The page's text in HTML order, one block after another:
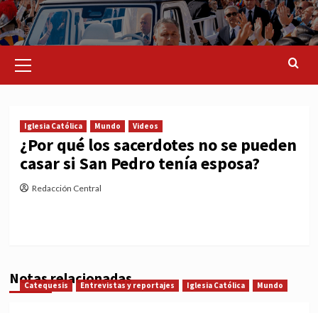
Menu
Iglesia Católica Mundo Videos
¿Por qué los sacerdotes no se pueden
casar si San Pedro tenía esposa?
Redacción Central
Notas relacionadas
Catequesis Entrevistas y reportajes Iglesia Católica Mundo